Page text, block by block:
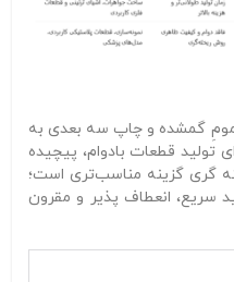
گمشده و چاپ سه‌ بعدی به
تولید قطعات بادوام، پیچیده
گری گزینه مناسب‌تری است؛
سریع، انعطاف‌ پذیر و مقرون‌